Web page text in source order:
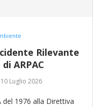
Rilevante
ARPAC
10 Luglio 2026
del 1976 alla Direttiva